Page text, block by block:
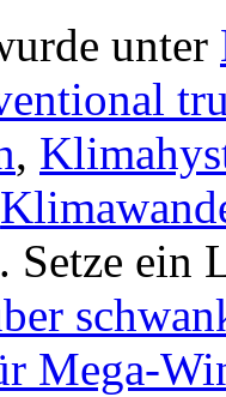
unter
,
Setze ein
Mega-